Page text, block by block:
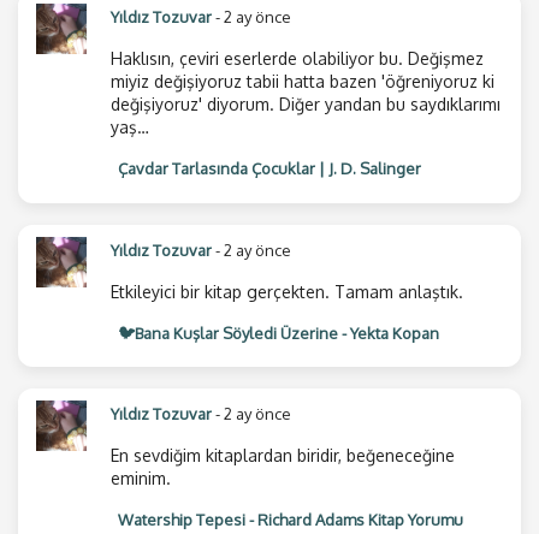
Yıldız Tozuvar- 2 ay önce
Haklısın, çeviri eserlerde olabiliyor bu. Değişmez
miyiz değişiyoruz tabii hatta bazen 'öğreniyoruz ki
değişiyoruz' diyorum. Diğer yandan bu saydıklarımı
yaş…
Çavdar Tarlasında Çocuklar | J. D. Salinger
Yıldız Tozuvar- 2 ay önce
Etkileyici bir kitap gerçekten. Tamam anlaştık.
🐦Bana Kuşlar Söyledi Üzerine - Yekta Kopan
Yıldız Tozuvar- 2 ay önce
En sevdiğim kitaplardan biridir, beğeneceğine
eminim.
Watership Tepesi - Richard Adams Kitap Yorumu